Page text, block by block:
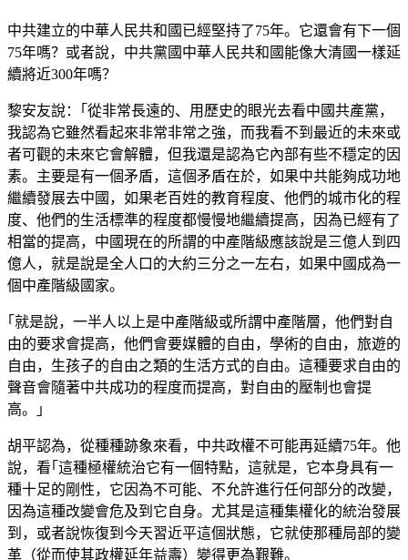
中共建立的中華人民共和國已經堅持了75年。它還會有下一個
75年嗎？或者說，中共黨國中華人民共和國能像大清國一樣延
續將近300年嗎？
黎安友說：｢從非常長遠的、用歷史的眼光去看中國共產黨，
我認為它雖然看起來非常非常之強，而我看不到最近的未來或
者可觀的未來它會解體，但我還是認為它內部有些不穩定的因
素。主要是有一個矛盾，這個矛盾在於，如果中共能夠成功地
繼續發展去中國，如果老百姓的教育程度、他們的城市化的程
度、他們的生活標準的程度都慢慢地繼續提高，因為已經有了
相當的提高，中國現在的所謂的中產階級應該說是三億人到四
億人，就是說是全人口的大約三分之一左右，如果中國成為一
個中產階級國家。
｢就是說，一半人以上是中產階級或所謂中產階層，他們對自
由的要求會提高，他們會要媒體的自由，學術的自由，旅遊的
自由，生孩子的自由之類的生活方式的自由。這種要求自由的
聲音會隨著中共成功的程度而提高，對自由的壓制也會提
高。｣
胡平認為，從種種跡象來看，中共政權不可能再延續75年。他
說，看｢這種極權統治它有一個特點，這就是，它本身具有一
種十足的剛性，它因為不可能、不允許進行任何部分的改變，
因為這種改變會危及到它自身。尤其是這種集權化的統治發展
到，或者說恢復到今天習近平這個狀態，它就使那種局部的變
革（從而使其政權延年益壽）變得更為艱難。